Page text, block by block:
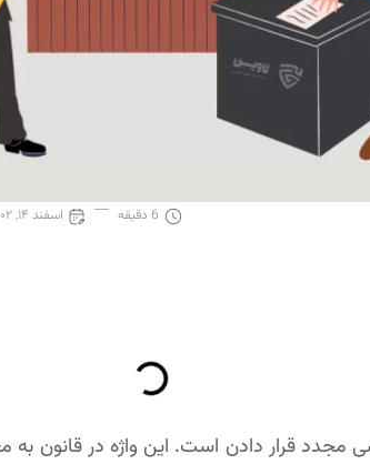
6 دقیقه اسفند ۱۴, ۱۴۰۲
مجدد قرار دادن است. این واژه در قانون به